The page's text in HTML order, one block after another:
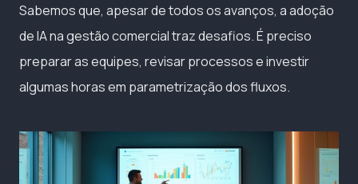
Sabemos que, apesar de todos os avanços, a adoção
de IA na gestão comercial traz desafios. É preciso
preparar as equipes, revisar processos e investir
algumas horas em parametrização dos fluxos.